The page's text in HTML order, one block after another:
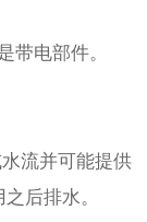
电部件。
流并可能提供
后排水。